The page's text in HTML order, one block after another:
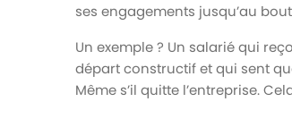
ses engagements jusqu’au
Un exemple ? Un salarié qui
départ constructif et qui sent
Même s’il quitte l’entreprise.